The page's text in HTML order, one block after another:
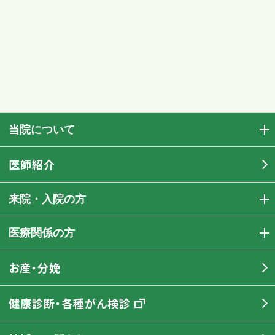
当院について
医師紹介
来院・入院の方
医療関係の方
お産・分娩
健康診断・各種がん検診